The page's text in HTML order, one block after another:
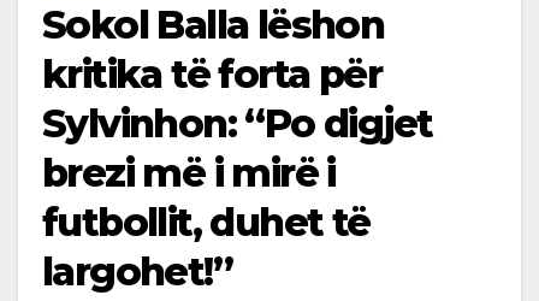
Sokol Balla lëshon
kritika të forta për
Sylvinhon: “Po digjet
brezi më i mirë i
futbollit, duhet të
largohet!”